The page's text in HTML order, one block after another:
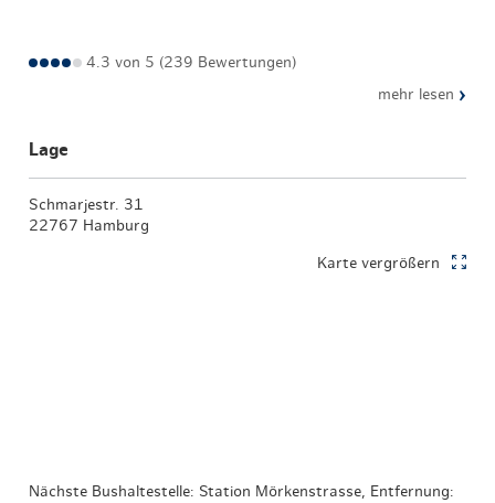
4.3 von 5 (239 Bewertungen)
mehr lesen ›
Lage
Schmarjestr. 31
22767 Hamburg
Karte vergrößern
Nächste Bushaltestelle: Station Mörkenstrasse, Entfernung: